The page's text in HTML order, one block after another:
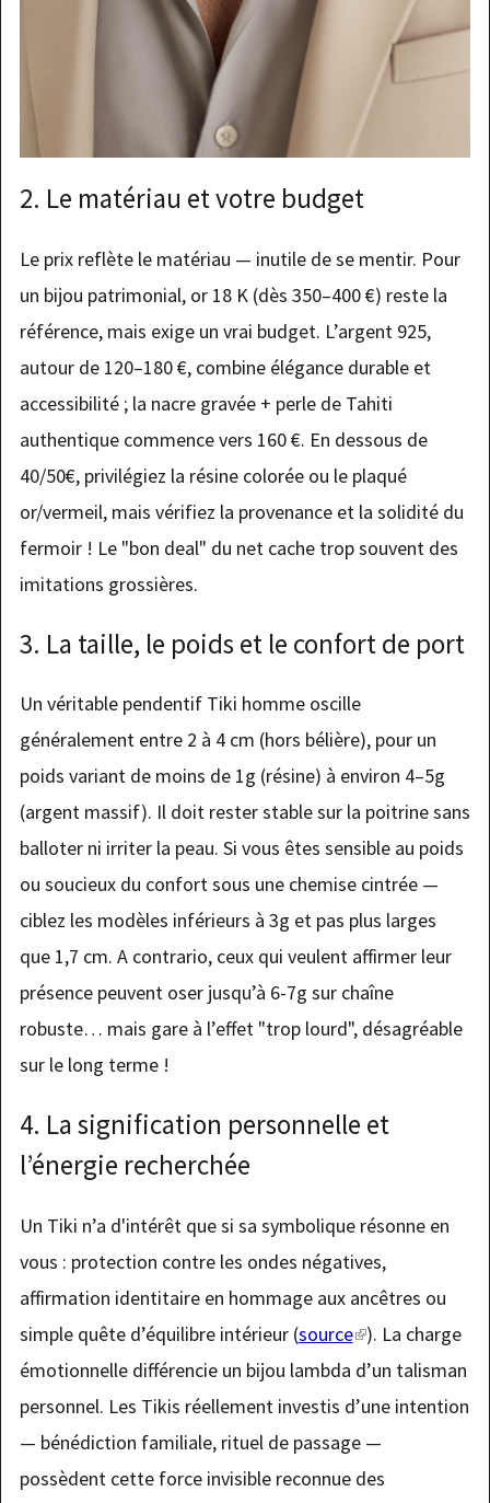
2. Le matériau et votre budget
Le prix reflète le matériau — inutile de se mentir. Pour
un bijou patrimonial, or 18 K (dès 350–400 €) reste la
référence, mais exige un vrai budget. L’argent 925,
autour de 120–180 €, combine élégance durable et
accessibilité ; la nacre gravée + perle de Tahiti
authentique commence vers 160 €. En dessous de
40/50€, privilégiez la résine colorée ou le plaqué
or/vermeil, mais vérifiez la provenance et la solidité du
fermoir ! Le "bon deal" du net cache trop souvent des
imitations grossières.
3. La taille, le poids et le confort de port
Un véritable pendentif Tiki homme oscille
généralement entre 2 à 4 cm (hors bélière), pour un
poids variant de moins de 1g (résine) à environ 4–5g
(argent massif). Il doit rester stable sur la poitrine sans
balloter ni irriter la peau. Si vous êtes sensible au poids
ou soucieux du confort sous une chemise cintrée —
ciblez les modèles inférieurs à 3g et pas plus larges
que 1,7 cm. A contrario, ceux qui veulent affirmer leur
présence peuvent oser jusqu’à 6-7g sur chaîne
robuste… mais gare à l’effet "trop lourd", désagréable
sur le long terme !
4. La signification personnelle et
l’énergie recherchée
Un Tiki n’a d'intérêt que si sa symbolique résonne en
vous : protection contre les ondes négatives,
affirmation identitaire en hommage aux ancêtres ou
simple quête d’équilibre intérieur (source(link
is
external)
). La charge
émotionnelle différencie un bijou lambda d’un talisman
personnel. Les Tikis réellement investis d’une intention
— bénédiction familiale, rituel de passage —
possèdent cette force invisible reconnue des